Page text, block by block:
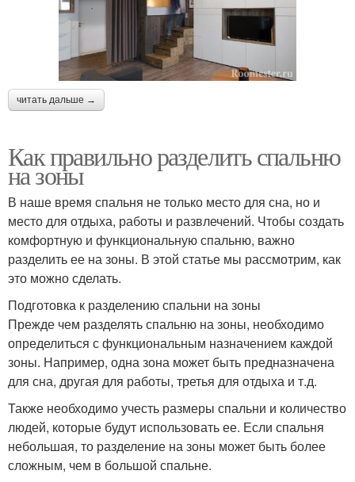
читать дальше →
Как правильно разделить спальню
на зоны
В наше время спальня не только место для сна, но и
место для отдыха, работы и развлечений. Чтобы создать
комфортную и функциональную спальню, важно
разделить ее на зоны. В этой статье мы рассмотрим, как
это можно сделать.
Подготовка к разделению спальни на зоны
Прежде чем разделять спальню на зоны, необходимо
определиться с функциональным назначением каждой
зоны. Например, одна зона может быть предназначена
для сна, другая для работы, третья для отдыха и т.д.
Также необходимо учесть размеры спальни и количество
людей, которые будут использовать ее. Если спальня
небольшая, то разделение на зоны может быть более
сложным, чем в большой спальне.